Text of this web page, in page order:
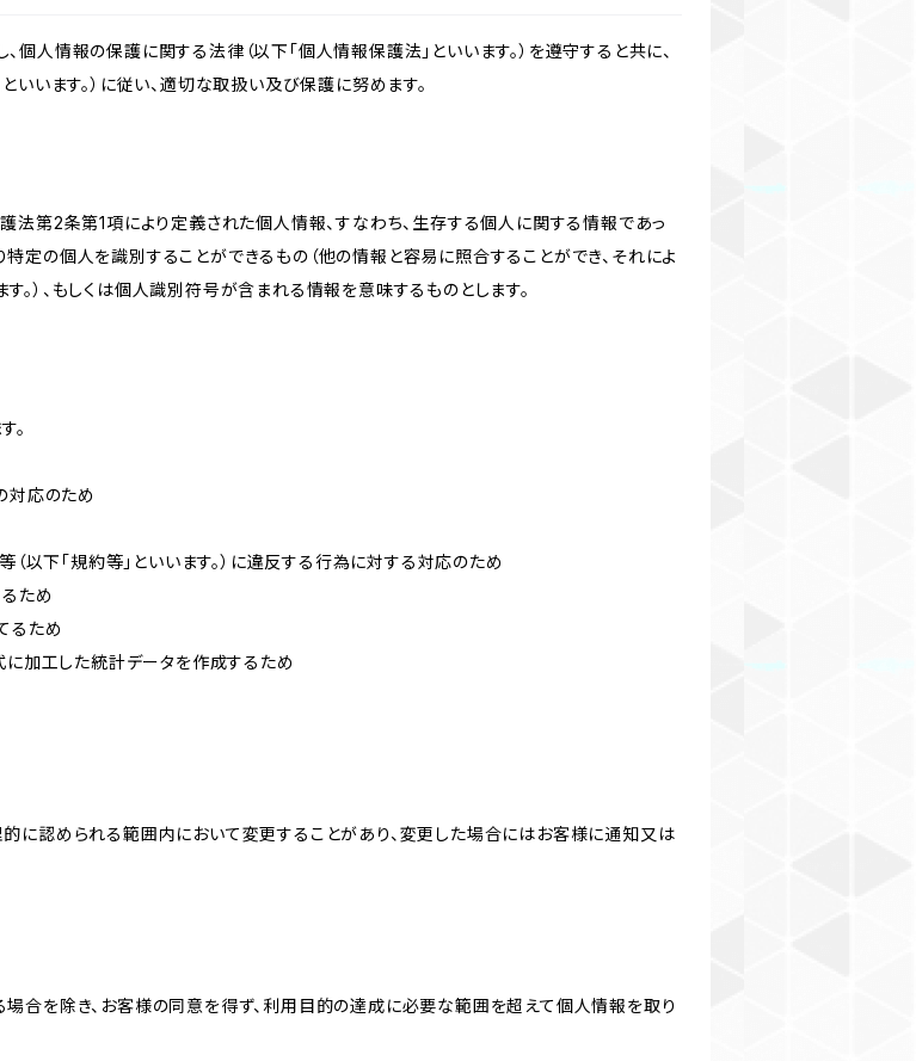
人情報の保護に関する法律（以下「個人情報保護法」といいます。）を遵守すると共に、
いいます。）に従い、適切な取扱い及び保護に努めます。
法第2条第1項により定義された個人情報、すなわち、生存する個人に関する情報であっ
定の個人を識別することができるもの（他の情報と容易に照合することができ、それによ
）、もしくは個人識別符号が含まれる情報を意味するものとします。
。
対応のため
（以下「規約等」といいます。）に違反する行為に対する対応のため
ため
るため
に加工した統計データを作成するため
に認められる範囲内において変更することがあり、変更した場合にはお客様に通知又は
合を除き、お客様の同意を得ず、利用目的の達成に必要な範囲を超えて個人情報を取り